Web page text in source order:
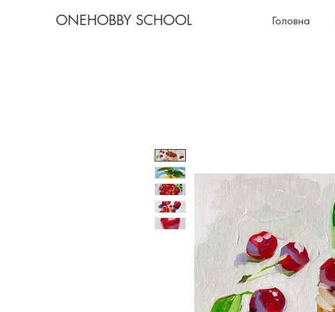
ONEHOBBY SCHOOL Головна